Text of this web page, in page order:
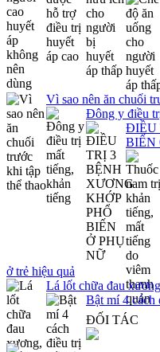
Vì sao nên ăn chuối
Đông y điều
ĐIỀU
BIẾN
ở trẻ hiệu quả
Lá lốt chữa đau
Bật mí 4 cách
ĐỐI TÁC